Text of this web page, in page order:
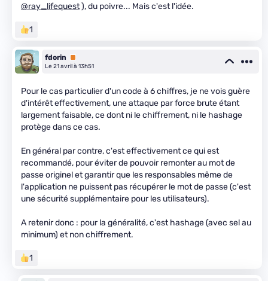
@ray_lifequest), du poivre... Mais c'est l'idée.
1
fdorin
Premium
Le 21 avril à 13h51
Pour le cas particulier d'un code à 6 chiffres, je ne vois guère
d'intérêt effectivement, une attaque par force brute étant
largement faisable, ce dont ni le chiffrement, ni le hashage
protège dans ce cas.
En général par contre, c'est effectivement ce qui est
recommandé, pour éviter de pouvoir remonter au mot de
passe originel et garantir que les responsables même de
l'application ne puissent pas récupérer le mot de passe (c'est
une sécurité supplémentaire pour les utilisateurs).
A retenir donc : pour la généralité, c'est hashage (avec sel au
minimum) et non chiffrement.
1